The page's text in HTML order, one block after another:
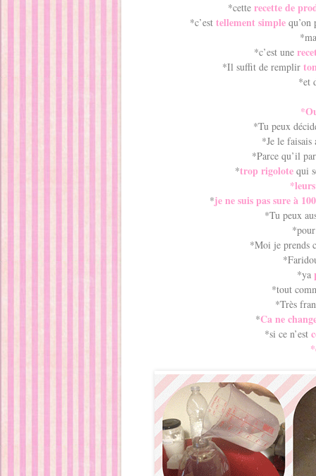
*cette recette de
*c’est tellement simple qu’on
*c’est une
*Il suffit de remplir
*et
*Tu peux
*Je le faisais
*Parce qu’il
*trop rigolotequi
*je ne suis pas sure à
*Tu peux
*Moi je prends
*ya
*tout
*Très
*Ca ne
*si ce n’est